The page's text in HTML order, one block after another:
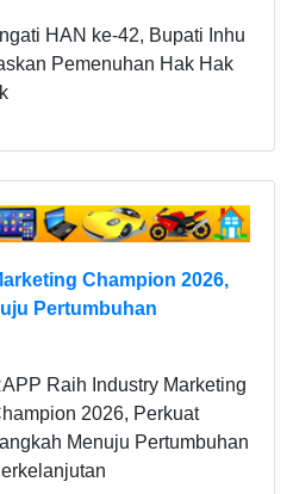
HAN ke-42, Bupati Inhu
Pemenuhan Hak Hak
Champion 2026,
Pertumbuhan
Raih Industry Marketing
2026, Perkuat
Menuju Pertumbuhan